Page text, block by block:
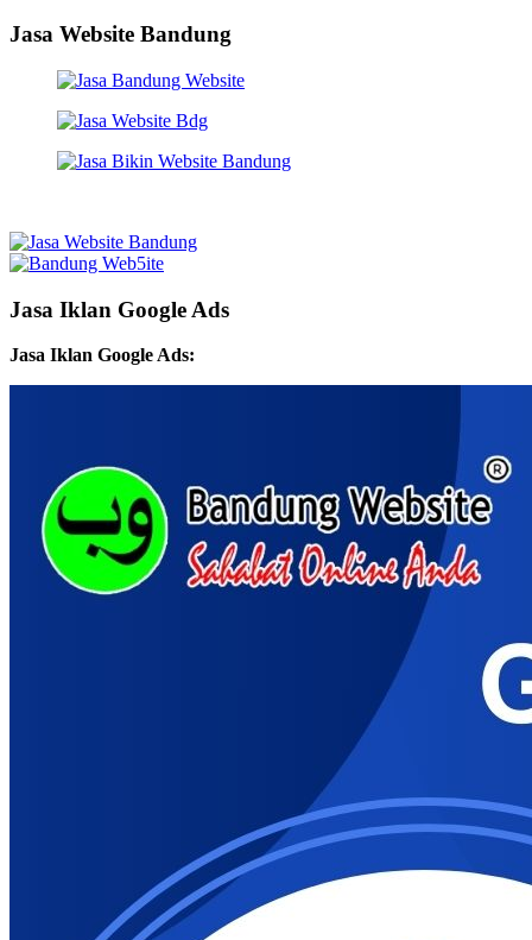
Jasa Website Bandung
Jasa Iklan Google Ads
Jasa Iklan Google Ads: